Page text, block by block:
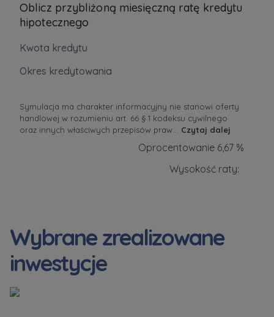
Oblicz przybliżoną miesięczną ratę kredytu
hipotecznego
Kwota kredytu
Okres kredytowania
Oprocentowanie 6,67 %
Wysokość raty:
Symulacja ma charakter informacyjny nie stanowi oferty
handlowej w rozumieniu art. 66 § 1 kodeksu cywilnego
oraz innych właściwych przepisów praw
Czytaj dalej
Wybrane zrealizowane
inwestycje